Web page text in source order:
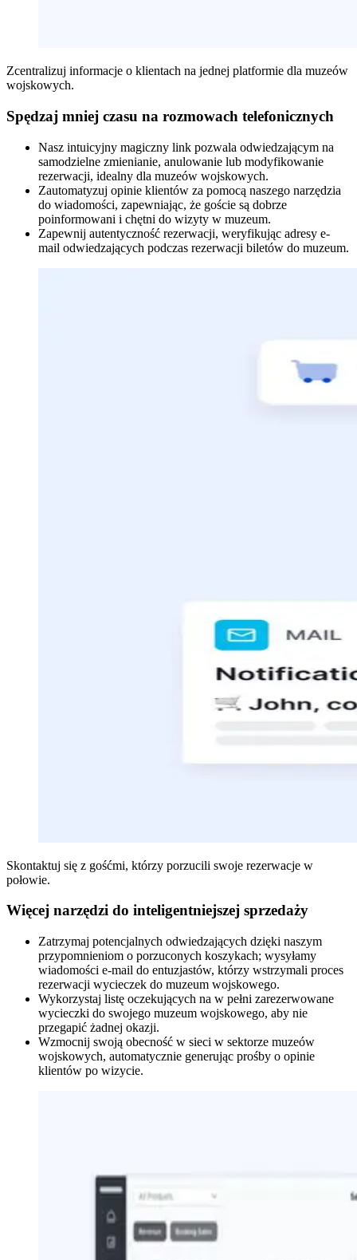
Zcentralizuj informacje o klientach na jednej platformie dla muzeów
wojskowych.
Spędzaj mniej czasu na rozmowach telefonicznych
Nasz intuicyjny magiczny link pozwala odwiedzającym na
samodzielne zmienianie, anulowanie lub modyfikowanie
rezerwacji, idealny dla muzeów wojskowych.
Zautomatyzuj opinie klientów za pomocą naszego narzędzia
do wiadomości, zapewniając, że goście są dobrze
poinformowani i chętni do wizyty w muzeum.
Zapewnij autentyczność rezerwacji, weryfikując adresy e-
mail odwiedzających podczas rezerwacji biletów do muzeum.
Skontaktuj się z gośćmi, którzy porzucili swoje rezerwacje w
połowie.
Więcej narzędzi do inteligentniejszej sprzedaży
Zatrzymaj potencjalnych odwiedzających dzięki naszym
przypomnieniom o porzuconych koszykach; wysyłamy
wiadomości e-mail do entuzjastów, którzy wstrzymali proces
rezerwacji wycieczek do muzeum wojskowego.
Wykorzystaj listę oczekujących na w pełni zarezerwowane
wycieczki do swojego muzeum wojskowego, aby nie
przegapić żadnej okazji.
Wzmocnij swoją obecność w sieci w sektorze muzeów
wojskowych, automatycznie generując prośby o opinie
klientów po wizycie.